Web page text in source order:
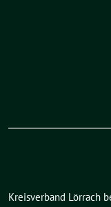
Kreisverband Lörrach